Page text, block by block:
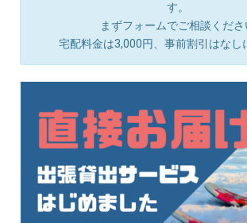
す。
まずフォームでご相談くださ
宅配料金は3,000円、事前割引はなし